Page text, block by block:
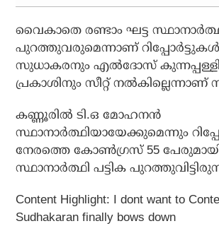
വൈകാതെ രണ്ടാം ഘട്ട
പുറത്തുവരുമെന്നാണ്
സുധാകരനും എല്‍ദോസ്
പ്രകാശിനും സീറ്റ്
കണ്ണൂരില്‍ ടി.ഒ മോഹനന്‍
സ്ഥാനാര്‍ത്ഥിയായേക്കുമെന്നും
നേരത്തെ കോണ്‍ഗ്രസ് 55
സ്ഥാനാര്‍ത്ഥി പട്ടിക
Content Highlight: I dont want to
Sudhakaran finally bows down